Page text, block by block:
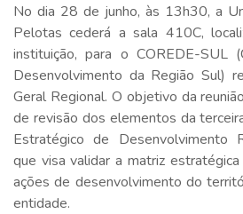
No dia 28 de junho, às 13h30, a
Pelotas cederá a sala 410C,
instituição, para o COREDE-SUL
Desenvolvimento da Região Sul)
Geral Regional. O objetivo da
de revisão dos elementos da
Estratégico de Desenvolvimento
que visa validar a matriz
ações de desenvolvimento do
entidade.